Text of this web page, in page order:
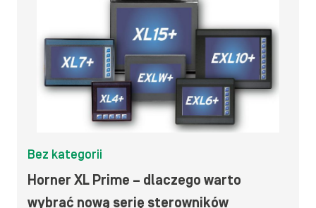
Bez kategorii
Horner XL Prime – dlaczego warto
wybrać nową serię sterowników